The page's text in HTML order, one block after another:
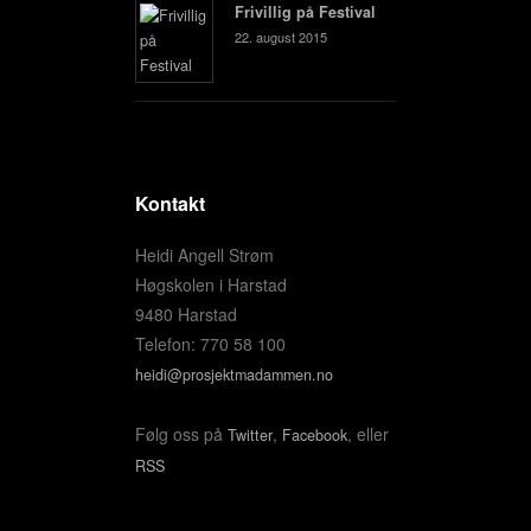
Frivillig på Festival
22. august 2015
Kontakt
Heidi Angell Strøm
Høgskolen i Harstad
9480 Harstad
Telefon: 770 58 100
heidi@prosjektmadammen.no
Følg oss på Twitter, Facebook, eller
RSS